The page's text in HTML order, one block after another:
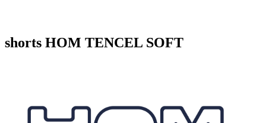
shorts HOM TENCEL SOFT